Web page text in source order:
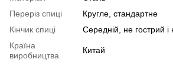
Переріз спиці
Кругле, стандартне
Кінчик спиці
Середній, не гострий і
Країна
виробництва
Китай